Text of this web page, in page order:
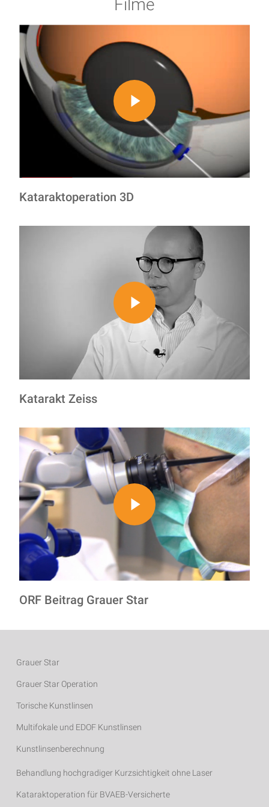
Filme
Play Video
Kataraktoperation 3D
Play Video
Katarakt Zeiss
Play Video
ORF Beitrag Grauer Star
Grauer Star
Grauer Star Operation
Torische Kunstlinsen
Multifokale und EDOF Kunstlinsen
Kunstlinsenberechnung
Behandlung hochgradiger Kurzsichtigkeit ohne Laser
Kataraktoperation für BVAEB-Versicherte